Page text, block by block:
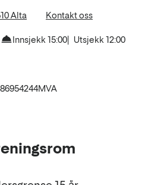
Alta Kontakt oss
Innsjekk 15:00 Utsjekk 12:00